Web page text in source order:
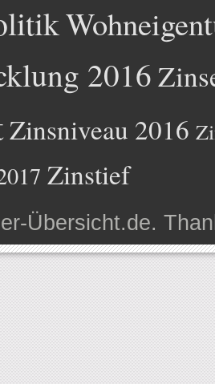
2016
Zinsniveau 2016
Zinstief
Übersicht.de.